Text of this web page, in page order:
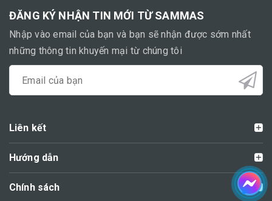
ĐĂNG KÝ NHẬN TIN MỚI TỪ SAMMAS
Nhập vào email của bạn và bạn sẽ nhận được sớm nhất
những thông tin khuyến mại từ chúng tôi
Liên kết
Hướng dẫn
Chính sách